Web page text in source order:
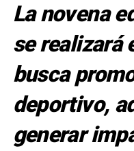
La novena
se realizará
busca
deportivo,
generar